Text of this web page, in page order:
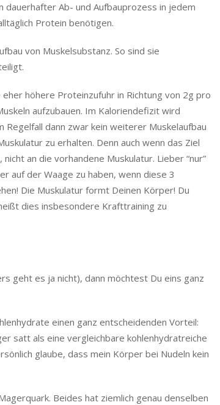
dauerhafter Ab- und Aufbauprozess in jedem
Protein benötigen.
von Muskelsubstanz. So sind sie
höhere Proteinzufuhr in Richtung von 2g pro
aufzubauen. Im Kaloriendefizit wird
dann zwar kein weiterer Muskelaufbau
zu erhalten. Denn auch wenn das Ziel
an die vorhandene Muskulatur. Lieber “nur”
auf der Waage zu haben, wenn diese 3
Die Muskulatur formt Deinen Körper! Du
dies insbesondere Krafttraining zu
geht es ja nicht), dann möchtest Du eins ganz
einen ganz entscheidenden Vorteil:
satt als eine vergleichbare kohlenhydratreiche
glaube, dass mein Körper bei Nudeln kein
Beides hat ziemlich genau denselben